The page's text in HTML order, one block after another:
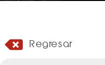
Regresar